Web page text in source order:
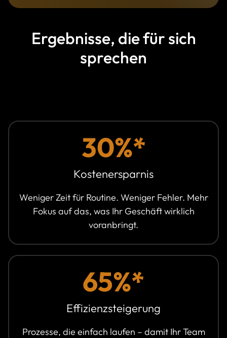
Ergebnisse, die für sich
sprechen
30%*
Kostenersparnis
Weniger Zeit für Routine. Weniger Fehler. Mehr
Fokus auf das, was Ihr Geschäft wirklich
voranbringt.
65%*
Effizienzsteigerung
Prozesse, die einfach laufen – damit Ihr Team